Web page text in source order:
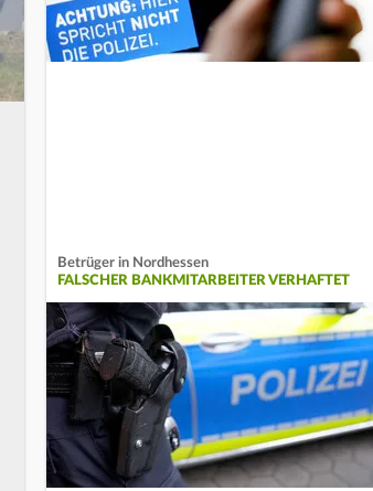
Betrüger in Nordhessen
FALSCHER BANKMITARBEITER VERHAFTET